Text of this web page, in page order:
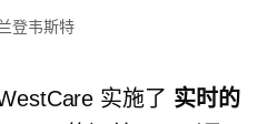
登韦斯特
实施了 实时的